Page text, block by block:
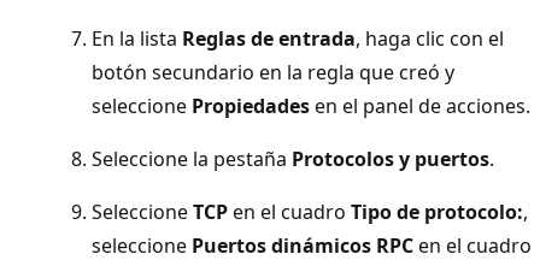
En la lista Reglas de entrada, haga clic con el
botón secundario en la regla que creó y
seleccione Propiedadesen el panel de acciones.
Seleccione la pestaña Protocolos y puertos.
SeleccioneTCPen el cuadro Tipo de protocolo:,
seleccione Puertos dinámicos RPCen el cuadro